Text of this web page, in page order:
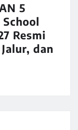
5
Resmi
dan